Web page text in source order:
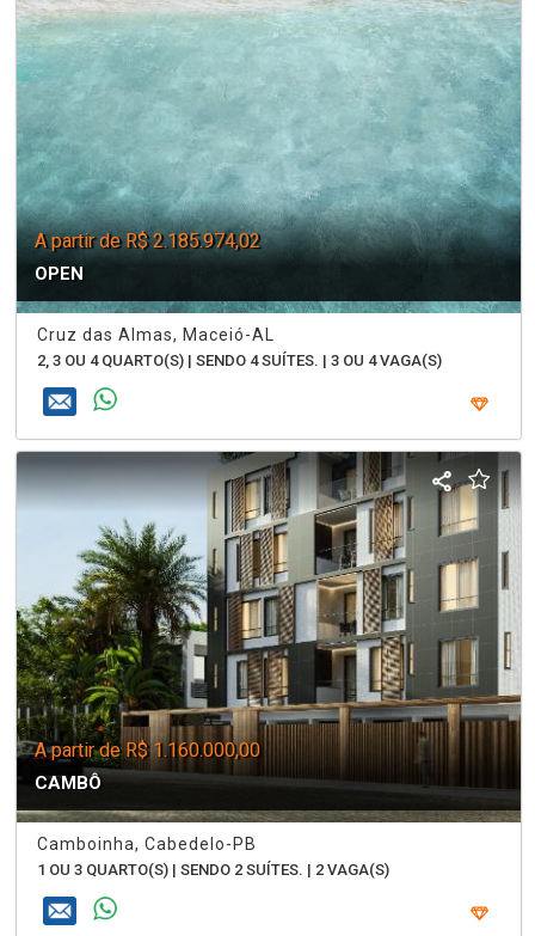
A partir de R$ 2.185.974,02
OPEN
Cruz das Almas, Maceió-AL
2, 3 OU 4 QUARTO(S) | SENDO 4 SUÍTES. | 3 OU 4 VAGA(S)
A partir de R$ 1.160.000,00
CAMBÔ
Camboinha, Cabedelo-PB
1 OU 3 QUARTO(S) | SENDO 2 SUÍTES. | 2 VAGA(S)